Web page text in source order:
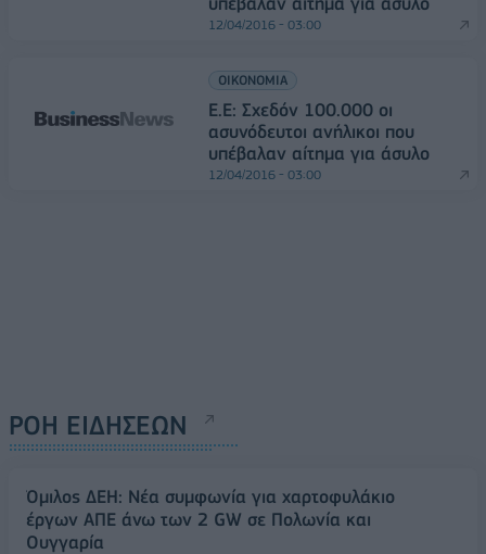
12/04/2016 - 03:00
ΟΙΚΟΝΟΜΙΑ
Ε.Ε: Σχεδόν 100.000 οι
ασυνόδευτοι ανήλικοι που
υπέβαλαν αίτημα για άσυλο
12/04/2016 - 03:00
ΡΟΗ ΕΙΔΗΣΕΩΝ
Όμιλος ΔΕΗ: Νέα συμφωνία για χαρτοφυλάκιο
έργων ΑΠΕ άνω των 2 GW σε Πολωνία και
Ουγγαρία